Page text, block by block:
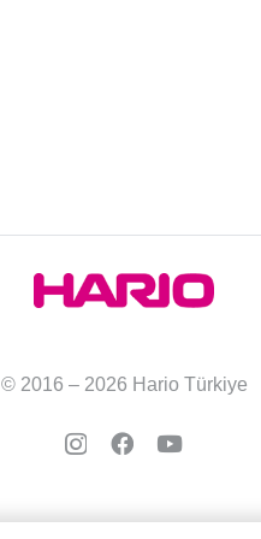
© 2016 – 2026 Hario Türkiye